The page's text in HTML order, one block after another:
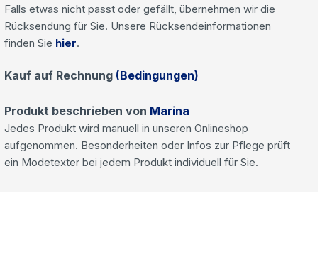
Falls etwas nicht passt oder gefällt, übernehmen wir die
Rücksendung für Sie. Unsere Rücksendeinformationen
finden Sie hier.
Kauf auf Rechnung (Bedingungen)
Produkt beschrieben von Marina
Jedes Produkt wird manuell in unseren Onlineshop
aufgenommen. Besonderheiten oder Infos zur Pflege prüft
ein Modetexter bei jedem Produkt individuell für Sie.